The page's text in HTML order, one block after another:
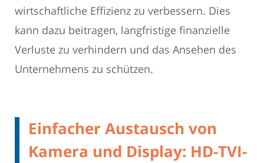
wirtschaftliche Effizienz zu verbessern. Dies
kann dazu beitragen, langfristige finanzielle
Verluste zu verhindern und das Ansehen des
Unternehmens zu schützen.
Einfacher Austausch von
Kamera und Display: HD-TVI-